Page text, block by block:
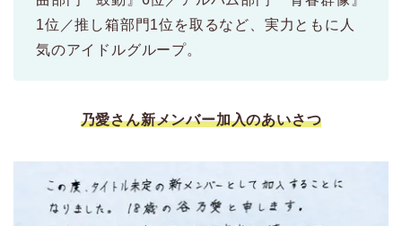
1位／推し箱部門1位を取るなど、実力ともに人
気のアイドルグループ。
乃愛さん新メンバー加入のあいさつ